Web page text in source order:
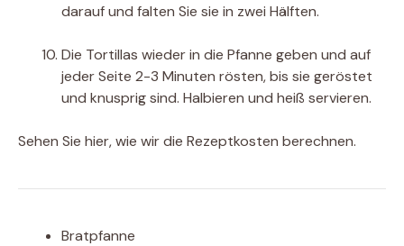
darauf und falten Sie sie in zwei Hälften.
Die Tortillas wieder in die Pfanne geben und auf
jeder Seite 2-3 Minuten rösten, bis sie geröstet
und knusprig sind. Halbieren und heiß servieren.
Sehen Sie hier, wie wir die Rezeptkosten berechnen.
Bratpfanne